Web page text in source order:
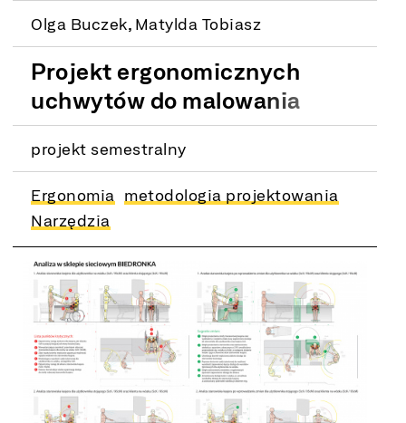
Olga Buczek, Matylda Tobiasz
Projekt ergonomicznych
uchwytów do malowania
modeli kolekcjonerskich
projekt semestralny
Ergonomia
metodologia projektowania
Narzędzia